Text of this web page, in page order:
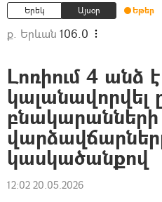
Երեկ Այսօր Եթեր
ք. Երևան 106.0
Լոռիում 4 անձ է
կալանավորվել
բնակարանների
կասկածանքով
12:02 20.05.2026